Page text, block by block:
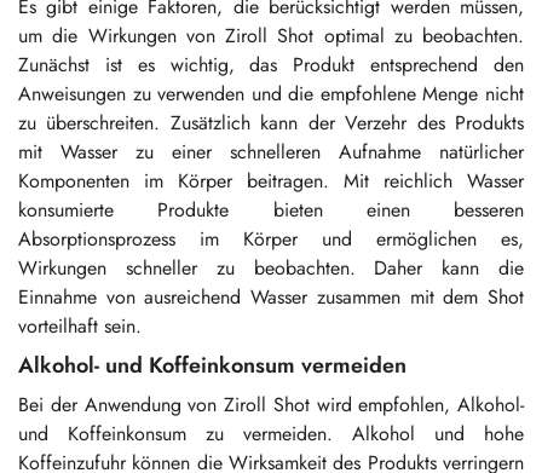
Es gibt einige Faktoren, die berücksichtigt werden müssen,
um die Wirkungen von Ziroll Shot optimal zu beobachten.
Zunächst ist es wichtig, das Produkt entsprechend den
Anweisungen zu verwenden und die empfohlene Menge nicht
zu überschreiten. Zusätzlich kann der Verzehr des Produkts
mit Wasser zu einer schnelleren Aufnahme natürlicher
Komponenten im Körper beitragen. Mit reichlich Wasser
konsumierte Produkte bieten einen besseren
Absorptionsprozess im Körper und ermöglichen es,
Wirkungen schneller zu beobachten. Daher kann die
Einnahme von ausreichend Wasser zusammen mit dem Shot
vorteilhaft sein.
Alkohol- und Koffeinkonsum vermeiden
Bei der Anwendung von Ziroll Shot wird empfohlen, Alkohol-
und Koffeinkonsum zu vermeiden. Alkohol und hohe
Koffeinzufuhr können die Wirksamkeit des Produkts verringern